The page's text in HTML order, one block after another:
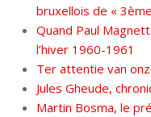
bruxellois de «
Quand Paul
l’hiver 1960-1961
Ter attentie van
Jules Gheude,
Martin Bosma, le